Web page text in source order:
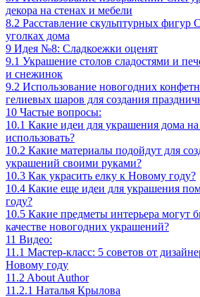
декора на стенах и мебели
8.2 Расставление скульптурных фигур
уголках дома
9 Идея №8: Сладкоежки оценят
9.1 Украшение столов сладостями и
и снежинок
9.2 Использование новогодних
гелиевых шаров для создания
10 Частые вопросы:
10.1 Какие идеи для украшения дома
использовать?
10.2 Какие материалы подойдут для
украшений своими руками?
10.3 Как украсить елку к Новому году?
10.4 Какие еще идеи для украшения
году?
10.5 Какие предметы интерьера могут
качестве новогодних украшений?
11 Видео:
11.1 Мастер-класс: 5 советов от
Новому году
11.2 About Author
11.2.1 Наталья Крылова